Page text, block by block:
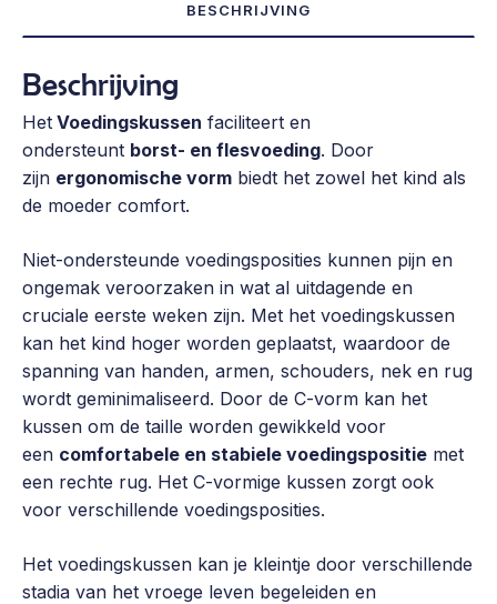
BESCHRIJVING
Beschrijving
Het Voedingskussen faciliteert en
ondersteunt borst- en flesvoeding. Door
zijn ergonomische vorm biedt het zowel het kind als
de moeder comfort.
Niet-ondersteunde voedingsposities kunnen pijn en
ongemak veroorzaken in wat al uitdagende en
cruciale eerste weken zijn. Met het voedingskussen
kan het kind hoger worden geplaatst, waardoor de
spanning van handen, armen, schouders, nek en rug
wordt geminimaliseerd. Door de C-vorm kan het
kussen om de taille worden gewikkeld voor
een comfortabele en stabiele voedingspositie met
een rechte rug. Het C-vormige kussen zorgt ook
voor verschillende voedingsposities.
Het voedingskussen kan je kleintje door verschillende
stadia van het vroege leven begeleiden en